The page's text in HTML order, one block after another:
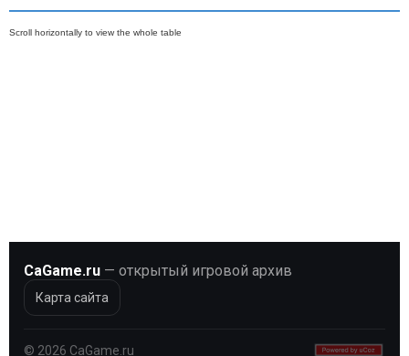
CaGame.ru — открытый игровой архив
Карта сайта
© 2026 CaGame.ru